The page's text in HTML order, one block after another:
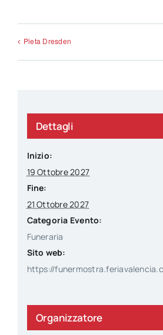
Pieta Dresden
Dettagli
Inizio:
19 Ottobre 2027
Fine:
21 Ottobre 2027
Categoria Evento:
Funeraria
Sito web:
https://
Organizzatore